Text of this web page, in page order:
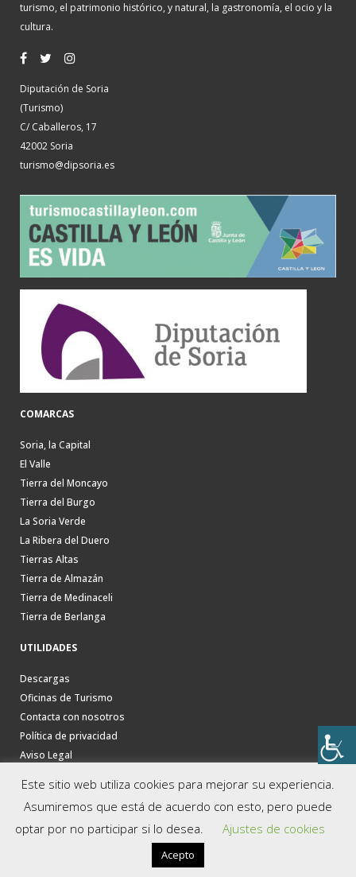
turismo, el patrimonio histórico, y natural, la gastronomía, el ocio y la
cultura.
Diputación de Soria
(Turismo)
C/ Caballeros, 17
42002 Soria
turismo@dipsoria.es
COMARCAS
Soria, la Capital
El Valle
Tierra del Moncayo
Tierra del Burgo
La Soria Verde
La Ribera del Duero
Tierras Altas
Tierra de Almazán
Tierra de Medinaceli
Tierra de Berlanga
UTILIDADES
Descargas
Oficinas de Turismo
Contacta con nosotros
Política de privacidad
Aviso Legal
Este sitio web utiliza cookies para mejorar su experiencia.
Asumiremos que está de acuerdo con esto, pero puede
optar por no participar si lo desea.
Ajustes de cookies
Acepto